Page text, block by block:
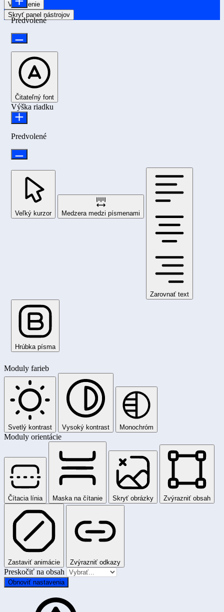
Vyhlásenie
Skryť panel nástrojov
Predvolené
Čitateľný font
Výška riadku
Predvolené
Veľký kurzor Medzera medzi písmenami
Zarovnať text
Hrúbka písma
Moduly farieb
Svetlý kontrast Vysoký kontrast Monochróm
Moduly orientácie
Čítacia línia Maska na čítanie Skryť obrázky Zvýrazniť obsah
Zastaviť animácie Zvýrazniť odkazy
Preskočiť na obsah
Obnoviť nastavenia